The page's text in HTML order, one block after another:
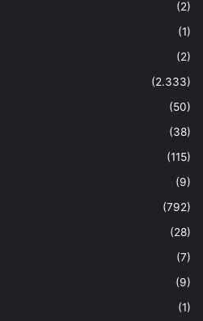
(2)
(1)
(2)
(2.333)
(50)
(38)
(115)
(9)
(792)
(28)
(7)
(9)
(1)